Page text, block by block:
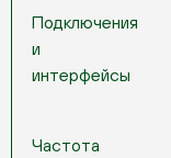
Подключения
и
интерфейсы
Частота